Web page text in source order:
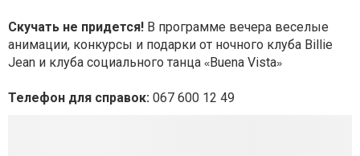
Скучать не придется! В программе вечера веселые
анимации, конкурсы и подарки от ночного клуба Billie
Jean и клуба социального танца «Buena Vista»
Телефон для справок: 067 600 12 49